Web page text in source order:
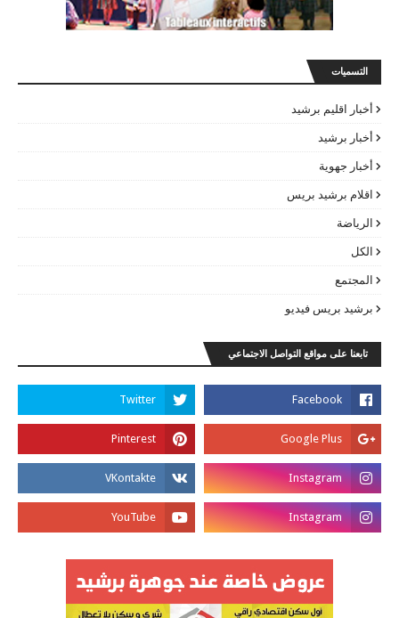
التسميات
أخبار اقليم برشيد
أخبار برشيد
أخبار جهوية
اقلام برشيد بريس
الرياضة
الكل
المجتمع
برشيد بريس فيديو
تابعنا على مواقع التواصل الاجتماعي